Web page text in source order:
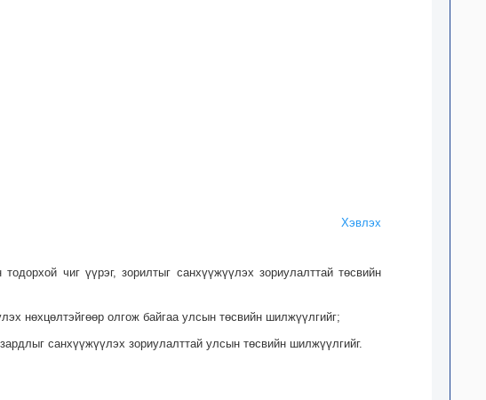
Хэвлэх
чиг үүрэг, зорилтыг санхүүжүүлэх зориулалттай төсвийн
нөхцөлтэйгөөр олгож байгаа улсын төсвийн шилжүүлгийг;
санхүүжүүлэх зориулалттай улсын төсвийн шилжүүлгийг.